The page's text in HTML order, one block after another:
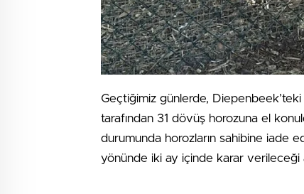
Geçtiğimiz günlerde,
tarafından 31 dövüş horozuna el
durumunda horozların sahibine iade
yönünde iki ay içinde karar verileceği